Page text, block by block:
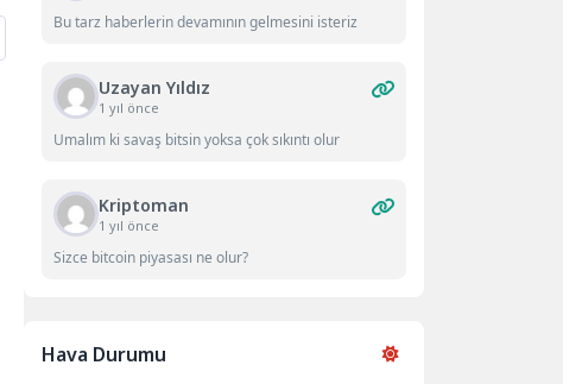
Bu tarz haberlerin devamının gelmesini isteriz
Uzayan Yıldız
1 yıl önce
Umalım ki savaş bitsin yoksa çok sıkıntı olur
Kriptoman
1 yıl önce
Sizce bitcoin piyasası ne olur?
Hava Durumu